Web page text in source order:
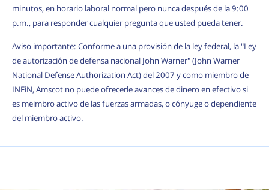
minutos, en horario laboral normal pero nunca después de la 9:00
p.m., para responder cualquier pregunta que usted pueda tener.
Aviso importante: Conforme a una provisión de la ley federal, la "Ley
de autorización de defensa nacional John Warner" (John Warner
National Defense Authorization Act) del 2007 y como miembro de
INFiN, Amscot no puede ofrecerle avances de dinero en efectivo si
es meimbro activo de las fuerzas armadas, o cónyuge o dependiente
del miembro activo.